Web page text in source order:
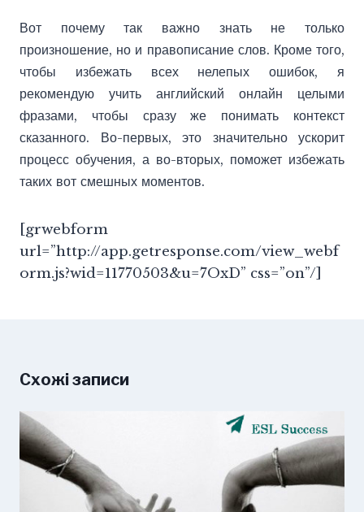
Вот почему так важно знать не только
произношение, но и правописание слов. Кроме того,
чтобы избежать всех нелепых ошибок, я
рекомендую учить английский онлайн целыми
фразами, чтобы сразу же понимать контекст
сказанного. Во-первых, это значительно ускорит
процесс обучения, а во-вторых, поможет избежать
таких вот смешных моментов.
[grwebform
url=”http://app.getresponse.com/view_webf
orm.js?wid=11770503&u=7OxD” css=”on”/]
Схожі записи